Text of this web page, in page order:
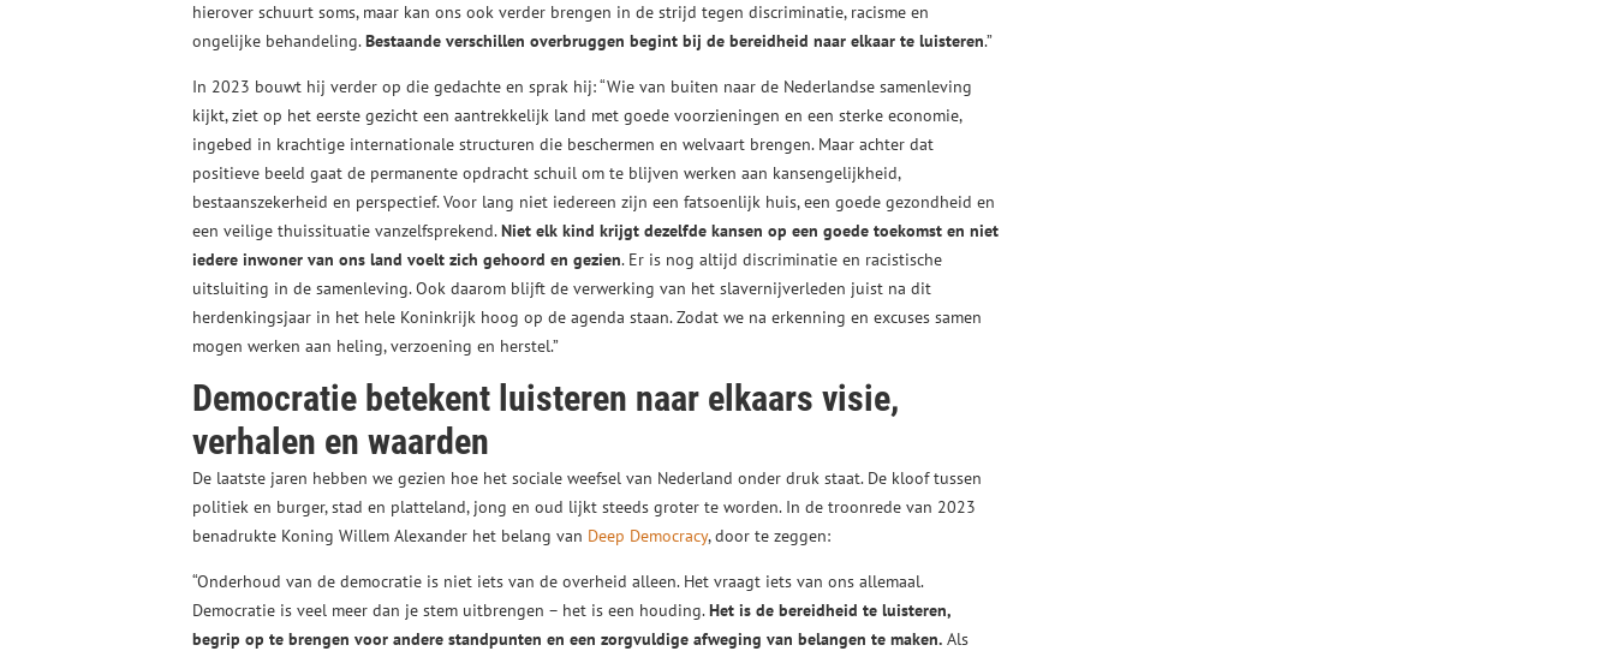
hierover schuurt soms, maar kan ons ook verder brengen in de strijd tegen discriminatie, racisme en
ongelijke behandeling.Bestaande verschillen overbruggen begint bij de bereidheid naar elkaar te luisteren.”
In 2023 bouwt hij verder op die gedachte en sprak hij: “Wie van buiten naar de Nederlandse samenleving
kijkt, ziet op het eerste gezicht een aantrekkelijk land met goede voorzieningen en een sterke economie,
ingebed in krachtige internationale structuren die beschermen en welvaart brengen. Maar achter dat
positieve beeld gaat de permanente opdracht schuil om te blijven werken aan kansengelijkheid,
bestaanszekerheid en perspectief. Voor lang niet iedereen zijn een fatsoenlijk huis, een goede gezondheid en
een veilige thuissituatie vanzelfsprekend.Niet elk kind krijgt dezelfde kansen op een goede toekomst en niet
iedere inwoner van ons land voelt zich gehoord en gezien. Er is nog altijd discriminatie en racistische
uitsluiting in de samenleving. Ook daarom blijft de verwerking van het slavernijverleden juist na dit
herdenkingsjaar in het hele Koninkrijk hoog op de agenda staan. Zodat we na erkenning en excuses samen
mogen werken aan heling, verzoening en herstel.”
Democratie betekent luisteren naar elkaars visie,
verhalen en waarden
De laatste jaren hebben we gezien hoe het sociale weefsel van Nederland onder druk staat. De kloof tussen
politiek en burger, stad en platteland, jong en oud lijkt steeds groter te worden. In de troonrede van 2023
benadrukte Koning Willem Alexander het belang van Deep Democracy, door te zeggen:
“Onderhoud van de democratie is niet iets van de overheid alleen. Het vraagt iets van ons allemaal.
Democratie is veel meer dan je stem uitbrengen – het is een houding.Het is de bereidheid te luisteren,
begrip op te brengen voor andere standpunten en een zorgvuldige afweging van belangen te maken. Als